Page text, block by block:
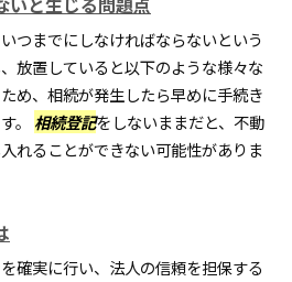
つまでにしなければならないという
放置していると以下のような様々な
め、相続が発生したら早めに手続き
。 相続登記をしないままだと、不動
れることができない可能性がありま
確実に行い、法人の信頼を担保する